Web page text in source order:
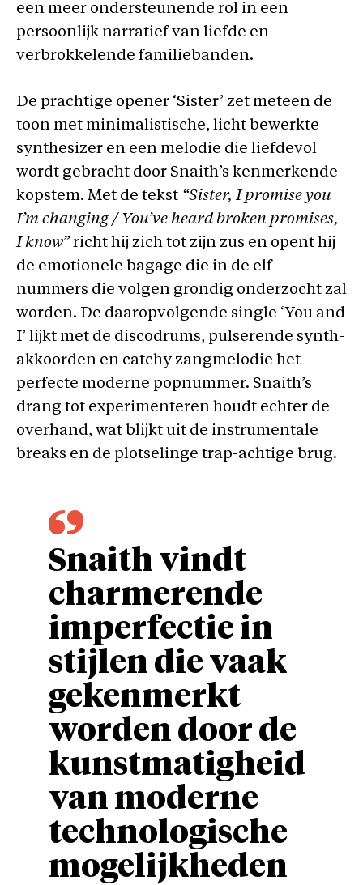
een meer ondersteunende rol in een
persoonlijk narratief van liefde en
verbrokkelende familiebanden.
De prachtige opener ‘Sister’ zet meteen de
toon met minimalistische, licht bewerkte
synthesizer en een melodie die liefdevol
wordt gebracht door Snaith’s kenmerkende
kopstem. Met de tekst “Sister, I promise you
I’m changing / You’ve heard broken promises,
I know” richt hij zich tot zijn zus en opent hij
de emotionele bagage die in de elf
nummers die volgen grondig onderzocht zal
worden. De daaropvolgende single ‘You and
I’ lijkt met de discodrums, pulserende synth-
akkoorden en catchy zangmelodie het
perfecte moderne popnummer. Snaith’s
drang tot experimenteren houdt echter de
overhand, wat blijkt uit de instrumentale
breaks en de plotselinge trap-achtige brug.
Snaith vindt
charmerende
imperfectie in
stijlen die vaak
gekenmerkt
worden door de
kunstmatigheid
van moderne
technologische
mogelijkheden